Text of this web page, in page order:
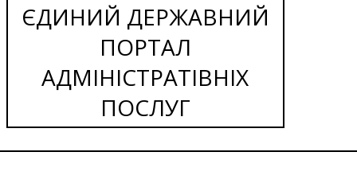
ЄДИНИЙ ДЕРЖАВНИЙ
ПОРТАЛ
АДМІНІСТРАТІВНІХ
ПОСЛУГ